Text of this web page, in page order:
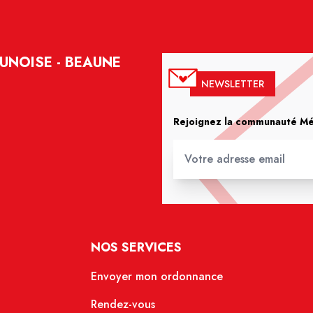
- BEAUNE
NEWSLETTER
Rejoignez la communauté
NOS SERVICES
Envoyer mon ordonnance
Rendez-vous